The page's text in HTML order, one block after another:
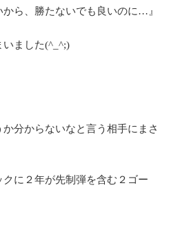
ら、勝たないでも良いのに…』
いました(^_^;)
分からないなと言う相手にまさ
に２年が先制弾を含む２ゴー